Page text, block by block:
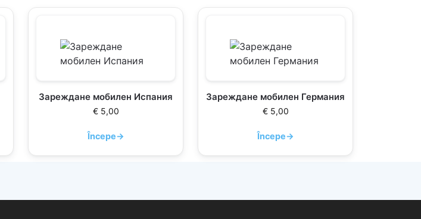
Зареждане мобилен Испания
€5,00
Începe→
Зареждане мобилен Германия
€5,00
Începe→